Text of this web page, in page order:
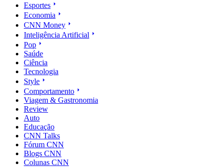
Esportes
Economia
CNN Money
Inteligência Artificial
Pop
Saúde
Ciência
Tecnologia
Style
Comportamento
Viagem & Gastronomia
Review
Auto
Educação
CNN Talks
Fórum CNN
Blogs CNN
Colunas CNN